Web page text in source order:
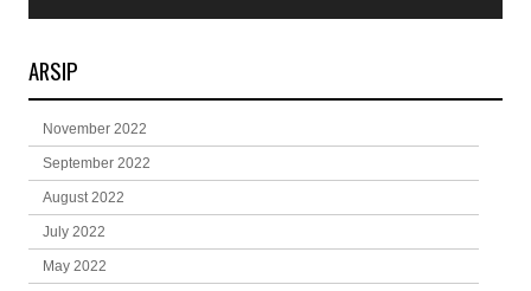
ARSIP
November 2022
September 2022
August 2022
July 2022
May 2022